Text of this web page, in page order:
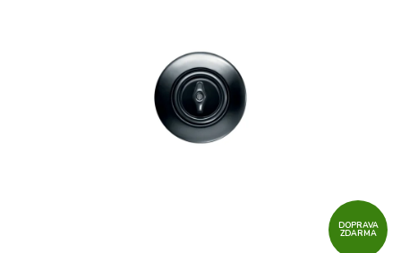
DOPRAVA
ZDARMA